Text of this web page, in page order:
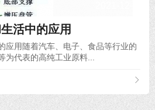
活中的应用
应用随着汽车、电子、食品等行业的
为代表的高纯工业原料...